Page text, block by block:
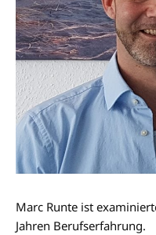
Marc Runte ist
Jahren Berufserfahrung.